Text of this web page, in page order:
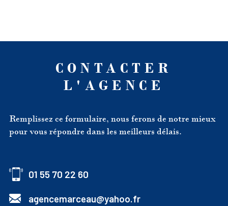
CONTACTER
L'AGENCE
Remplissez ce formulaire, nous ferons de notre mieux
pour vous répondre dans les meilleurs délais.
01 55 70 22 60
agencemarceau@yahoo.fr